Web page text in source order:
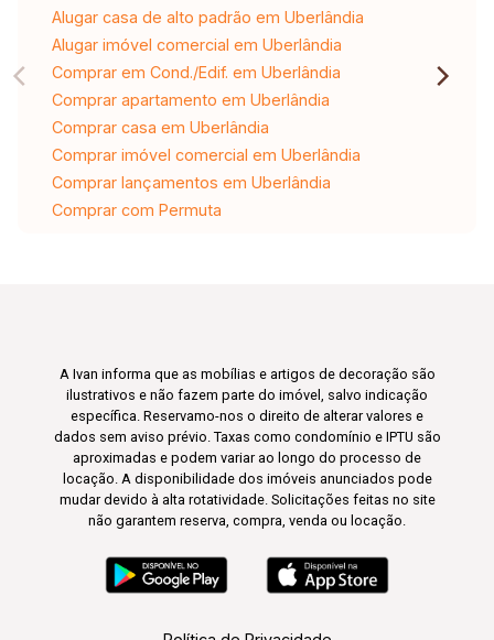
Alugar casa de alto padrão em Uberlândia
Alugar imóvel comercial em Uberlândia
Comprar em Cond./Edif. em Uberlândia
Comprar apartamento em Uberlândia
Comprar casa em Uberlândia
Comprar imóvel comercial em Uberlândia
Comprar lançamentos em Uberlândia
Comprar com Permuta
A Ivan informa que as mobílias e artigos de decoração são
ilustrativos e não fazem parte do imóvel, salvo indicação
específica. Reservamo-nos o direito de alterar valores e
dados sem aviso prévio. Taxas como condomínio e IPTU são
aproximadas e podem variar ao longo do processo de
locação. A disponibilidade dos imóveis anunciados pode
mudar devido à alta rotatividade. Solicitações feitas no site
não garantem reserva, compra, venda ou locação.